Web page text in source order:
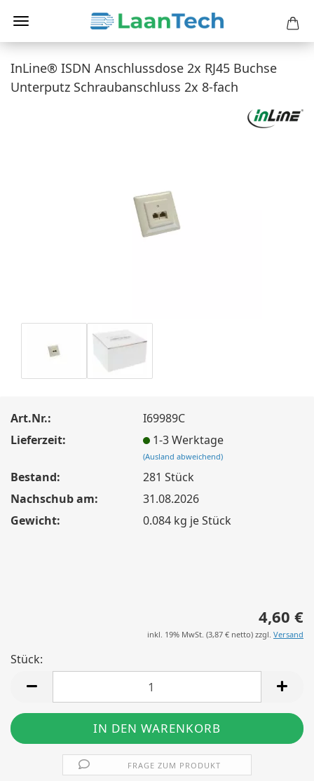
InLine® ISDN Anschlussdose 2x RJ45 Buchse
Unterputz Schraubanschluss 2x 8-fach
Art.Nr.:
I69989C
Lieferzeit:
1-3 Werktage
(Ausland abweichend)
Bestand: 281Stück
Nachschub am:
31.08.2026
Gewicht:
0.084 kg je Stück
4,60 €
inkl. 19% MwSt. (3,87 € netto) zzgl. Versand
Stück:
FRAGE ZUM PRODUKT